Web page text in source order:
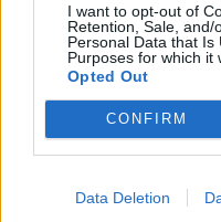
I want to opt-out of
Retention, Sale, and/
Personal Data that Is
Purposes for which it
Opted Out
CONFIRM
Data Deletion